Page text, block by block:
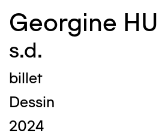
Georgine HU
s.d.
billet
Dessin
2024